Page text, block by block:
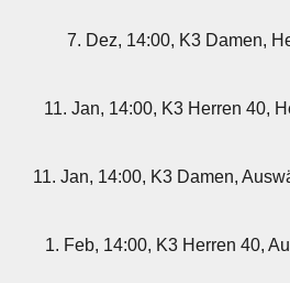
7. Dez, 14:00, K3 Damen,
11. Jan, 14:00, K3 Herren 40,
11. Jan, 14:00, K3 Damen,
1. Feb, 14:00, K3 Herren 40,